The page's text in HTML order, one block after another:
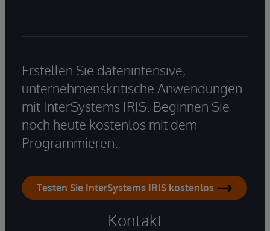
Erstellen Sie datenintensive,
unternehmenskritische Anwendungen
mit InterSystems IRIS. Beginnen Sie
noch heute kostenlos mit dem
Programmieren.
Testen Sie InterSystems IRIS kostenlos
Kontakt